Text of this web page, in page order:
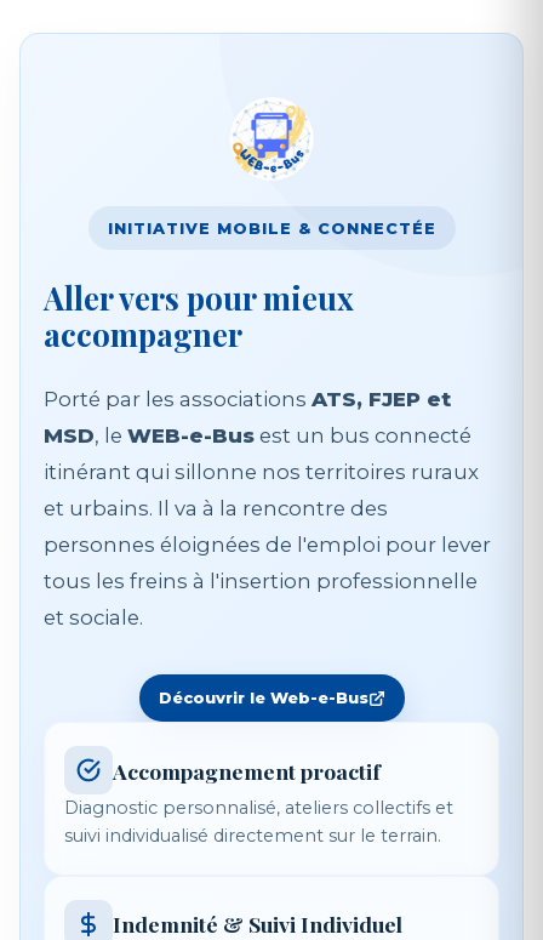
INITIATIVE MOBILE & CONNECTÉE
Aller vers pour mieux
accompagner
Porté par les associationsATS, FJEP et
MSD, leWEB-e-Bus est un bus connecté
itinérant qui sillonne nos territoires ruraux
et urbains. Il va à la rencontre des
personnes éloignées de l'emploi pour lever
tous les freins à l'insertion professionnelle
et sociale.
Découvrir le Web-e-Bus
Accompagnement proactif
Diagnostic personnalisé, ateliers collectifs et
suivi individualisé directement sur le terrain.
Indemnité & Suivi Individuel